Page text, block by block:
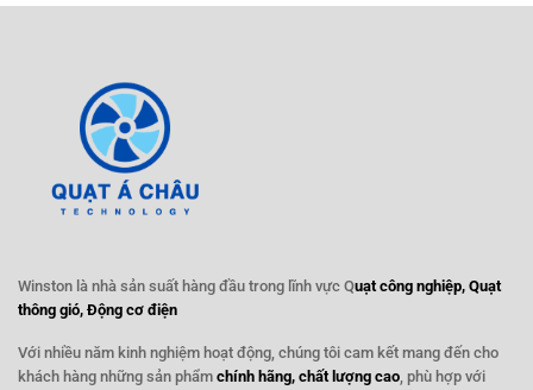
Winston là nhà sản suất hàng đầu trong lĩnh vực Quạt công nghiệp, Quạt
thông gió, Động cơ điện
Với nhiều năm kinh nghiệm hoạt động, chúng tôi cam kết mang đến cho
khách hàng những sản phẩm chính hãng, chất lượng cao, phù hợp với